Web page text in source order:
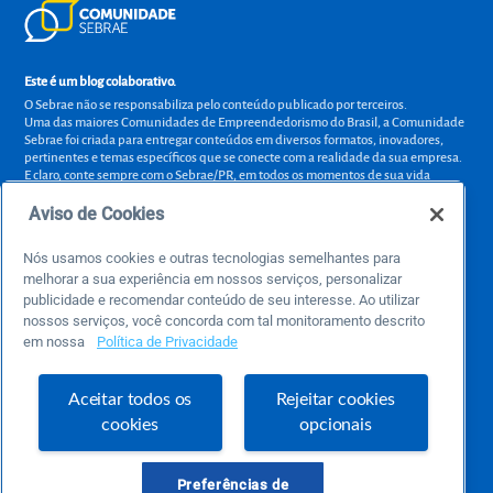
Este é um blog colaborativo.
O Sebrae não se responsabiliza pelo conteúdo publicado por terceiros.
Uma das maiores Comunidades de Empreendedorismo do Brasil, a Comunidade
Sebrae foi criada para entregar conteúdos em diversos formatos, inovadores,
pertinentes e temas específicos que se conecte com a realidade da sua empresa.
E claro, conte sempre com o Sebrae/PR, em todos os momentos de sua vida
Precisa de ajuda?
atendimentosebraepr@pr.sebrae.com.br
Central de Relacionamento 0800 570 0800
de segunda a sexta das 8h às 20h e pelos canais digitais até 00h
Sobre o Sebrae
Aviso de Cookies
Nós usamos cookies e outras tecnologias semelhantes para
melhorar a sua experiência em nossos serviços, personalizar
publicidade e recomendar conteúdo de seu interesse. Ao utilizar
nossos serviços, você concorda com tal monitoramento descrito
em nossa
Política de Privacidade
Aceitar todos os
cookies
Rejeitar cookies
opcionais
Preferências de